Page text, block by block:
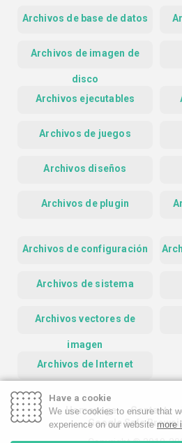
Archivos de base de datos
Archivos de imagen de
disco
Archivos ejecutables
Archivos de juegos
Archivos diseños
Archivos de plugin
Archivos de configuración
Archivos de sistema
Archivos vectores de
imagen
Archivos de Internet
Homepage Contact
Google Safe
Have a cookie
We use cookies to ensure that
experience on our website more